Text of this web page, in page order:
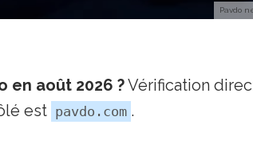
Pavdo
en août 2026 ?Vérification
est pavdo.com .